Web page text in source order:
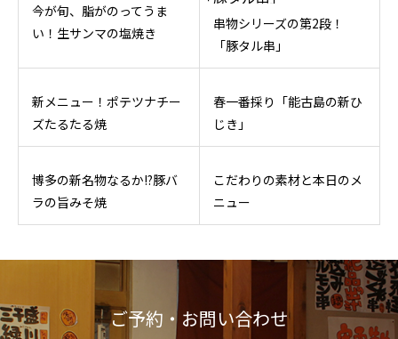
今が旬、脂がのってうま
い！生サンマの塩焼き
串物シリーズの第2段！
「豚タル串」
新メニュー！ポテツナチー
ズたるたる焼
春一番採り「能古島の新ひ
じき」
博多の新名物なるか!?豚バ
ラの旨みそ焼
こだわりの素材と本日のメ
ニュー
ご予約・お問い合わせ